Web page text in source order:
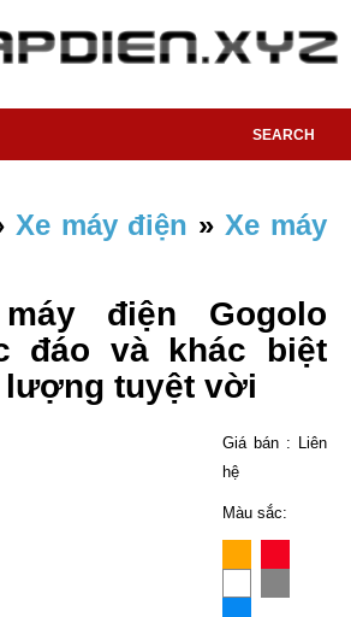
SEARCH
Xe máy điện » Xe máy
điện Gogolo
đáo và khác biệt
lượng tuyệt vời
Giá bán : Liên
hệ
Màu sắc: